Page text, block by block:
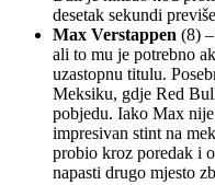
desetak sekundi
Max Verstappen (8)
ali to mu je potrebno
uzastopnu titulu.
Meksiku, gdje Red
pobjedu. Iako Max
impresivan stint na
probio kroz poredak i
napasti drugo mjesto